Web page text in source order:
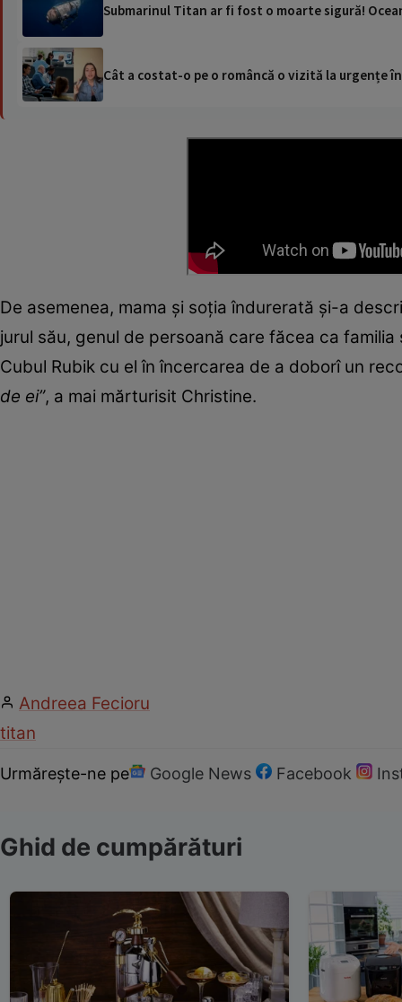
Submarinul Titan ar fi fost o moarte sigură!
Cât a costat-o pe o româncă o vizită la urgențe
De asemenea, mama și soția îndurerată și-a
jurul său, genul de persoană care făcea ca
Cubul Rubik cu el în încercarea de a doborî un
de ei”, a mai mărturisit Christine.
Andreea Fecioru
titan
Urmărește-ne pe Google News Facebook
Ghid de cumpărături